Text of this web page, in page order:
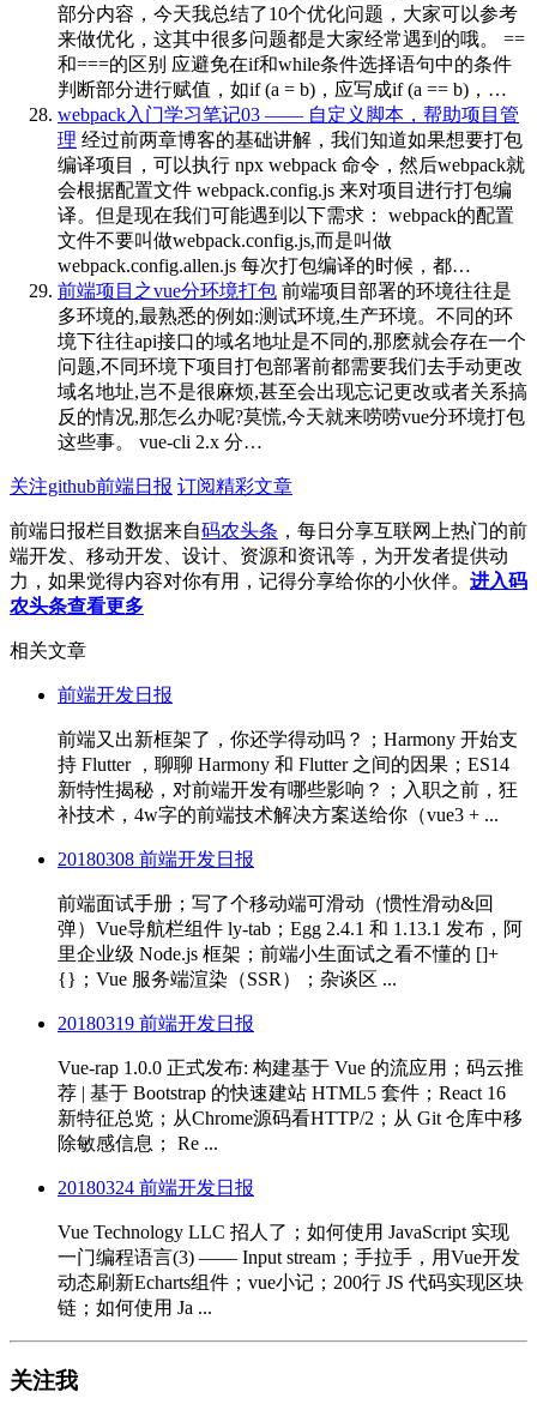
部分内容，今天我总结了10个优化问题，大家可以参考
来做优化，这其中很多问题都是大家经常遇到的哦。 ==
和===的区别 应避免在if和while条件选择语句中的条件
判断部分进行赋值，如if (a = b)，应写成if (a == b)，…
webpack入门学习笔记03 —— 自定义脚本，帮助项目管
理 经过前两章博客的基础讲解，我们知道如果想要打包
编译项目，可以执行 npx webpack 命令，然后webpack就
会根据配置文件 webpack.config.js 来对项目进行打包编
译。但是现在我们可能遇到以下需求： webpack的配置
文件不要叫做webpack.config.js,而是叫做
webpack.config.allen.js 每次打包编译的时候，都…
前端项目之vue分环境打包 前端项目部署的环境往往是
多环境的,最熟悉的例如:测试环境,生产环境。不同的环
境下往往api接口的域名地址是不同的,那麽就会存在一个
问题,不同环境下项目打包部署前都需要我们去手动更改
域名地址,岂不是很麻烦,甚至会出现忘记更改或者关系搞
反的情况,那怎么办呢?莫慌,今天就来唠唠vue分环境打包
这些事。 vue-cli 2.x 分…
关注github前端日报 订阅精彩文章
前端日报栏目数据来自码农头条 ，每日分享互联网上热门的前
端开发、移动开发、设计、资源和资讯等，为开发者提供动
力，如果觉得内容对你有用，记得分享给你的小伙伴。 进入码
农头条查看更多
相关文章
前端开发日报
前端又出新框架了，你还学得动吗？；Harmony 开始支
持 Flutter ，聊聊 Harmony 和 Flutter 之间的因果；ES14
新特性揭秘，对前端开发有哪些影响？；入职之前，狂
补技术，4w字的前端技术解决方案送给你（vue3 + ...
20180308 前端开发日报
前端面试手册；写了个移动端可滑动（惯性滑动&回
弹）Vue导航栏组件 ly-tab；Egg 2.4.1 和 1.13.1 发布，阿
里企业级 Node.js 框架；前端小生面试之看不懂的 []+
{}；Vue 服务端渲染（SSR）；杂谈区 ...
20180319 前端开发日报
Vue-rap 1.0.0 正式发布: 构建基于 Vue 的流应用；码云推
荐 | 基于 Bootstrap 的快速建站 HTML5 套件；React 16
新特征总览；从Chrome源码看HTTP/2；从 Git 仓库中移
除敏感信息； Re ...
20180324 前端开发日报
Vue Technology LLC 招人了；如何使用 JavaScript 实现
一门编程语言(3) —— Input stream；手拉手，用Vue开发
动态刷新Echarts组件；vue小记；200行 JS 代码实现区块
链；如何使用 Ja ...
关注我